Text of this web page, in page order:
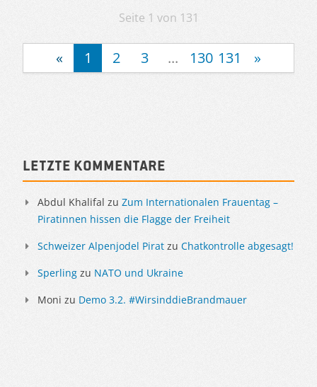
Artikelnavigation
Seite 1 von 131
« 1 2 3 ... 130 131 »
Sidebar
Letzte Kommentare
Abdul Khalifal zu Zum Internationalen Frauentag –
Piratinnen hissen die Flagge der Freiheit
Schweizer Alpenjodel Pirat zu Chatkontrolle abgesagt!
Sperling zu NATO und Ukraine
Moni zu Demo 3.2. #WirsinddieBrandmauer